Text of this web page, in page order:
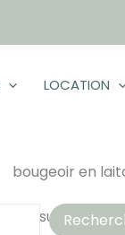
LOCATION
bougeoir en
2 résultats